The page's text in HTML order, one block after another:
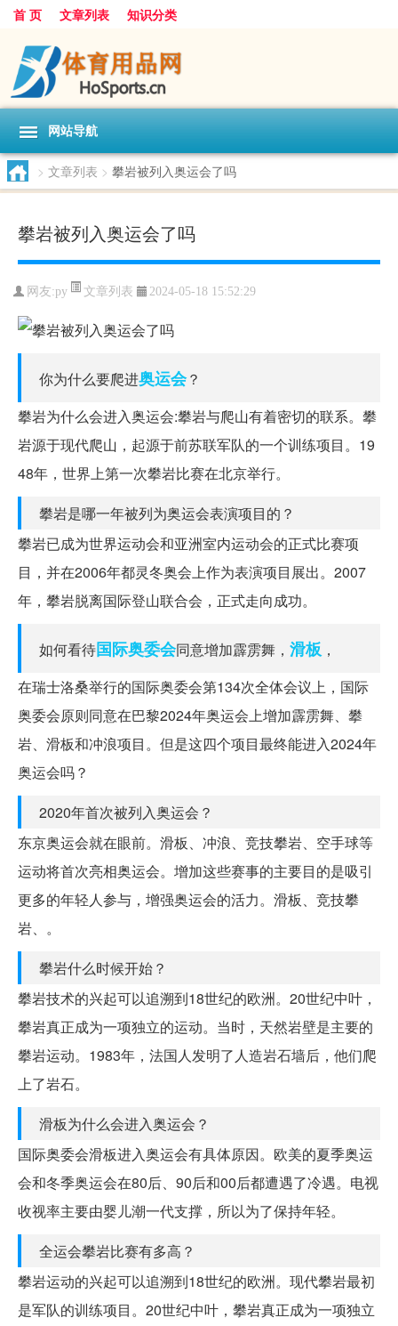
首 页 文章列表 知识分类
网站导航
> 文章列表 > 攀岩被列入奥运会了吗
攀岩被列入奥运会了吗
网友:py 文章列表 2024-05-18 15:52:29
你为什么要爬进奥运会？
攀岩为什么会进入奥运会:攀岩与爬山有着密切的联系。攀
岩源于现代爬山，起源于前苏联军队的一个训练项目。19
48年，世界上第一次攀岩比赛在北京举行。
攀岩是哪一年被列为奥运会表演项目的？
攀岩已成为世界运动会和亚洲室内运动会的正式比赛项
目，并在2006年都灵冬奥会上作为表演项目展出。2007
年，攀岩脱离国际登山联合会，正式走向成功。
如何看待国际奥委会同意增加霹雳舞， 滑板 ，
在瑞士洛桑举行的国际奥委会第134次全体会议上，国际
奥委会原则同意在巴黎2024年奥运会上增加霹雳舞、攀
岩、滑板和冲浪项目。但是这四个项目最终能进入2024年
奥运会吗？
2020年首次被列入奥运会？
东京奥运会就在眼前。滑板、冲浪、竞技攀岩、空手球等
运动将首次亮相奥运会。增加这些赛事的主要目的是吸引
更多的年轻人参与，增强奥运会的活力。滑板、竞技攀
岩、。
攀岩什么时候开始？
攀岩技术的兴起可以追溯到18世纪的欧洲。20世纪中叶，
攀岩真正成为一项独立的运动。当时，天然岩壁是主要的
攀岩运动。1983年，法国人发明了人造岩石墙后，他们爬
上了岩石。
滑板为什么会进入奥运会？
国际奥委会滑板进入奥运会有具体原因。欧美的夏季奥运
会和冬季奥运会在80后、90后和00后都遭遇了冷遇。电视
收视率主要由婴儿潮一代支撑，所以为了保持年轻。
全运会攀岩比赛有多高？
攀岩运动的兴起可以追溯到18世纪的欧洲。现代攀岩最初
是军队的训练项目。20世纪中叶，攀岩真正成为一项独立